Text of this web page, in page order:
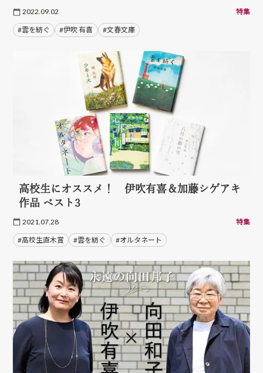
2022.09.02 特集
#雲を紡ぐ #伊吹 有喜 #文春文庫
高校生にオススメ！ 伊吹有喜＆加藤シゲアキ
作品 ベスト3
2021.07.28 特集
#高校生直木賞 #雲を紡ぐ #オルタネート